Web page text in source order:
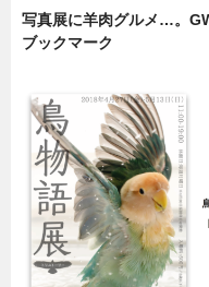
企業インタビュー
副業
グルメ
写真展に羊肉グルメ…。
ブックマーク